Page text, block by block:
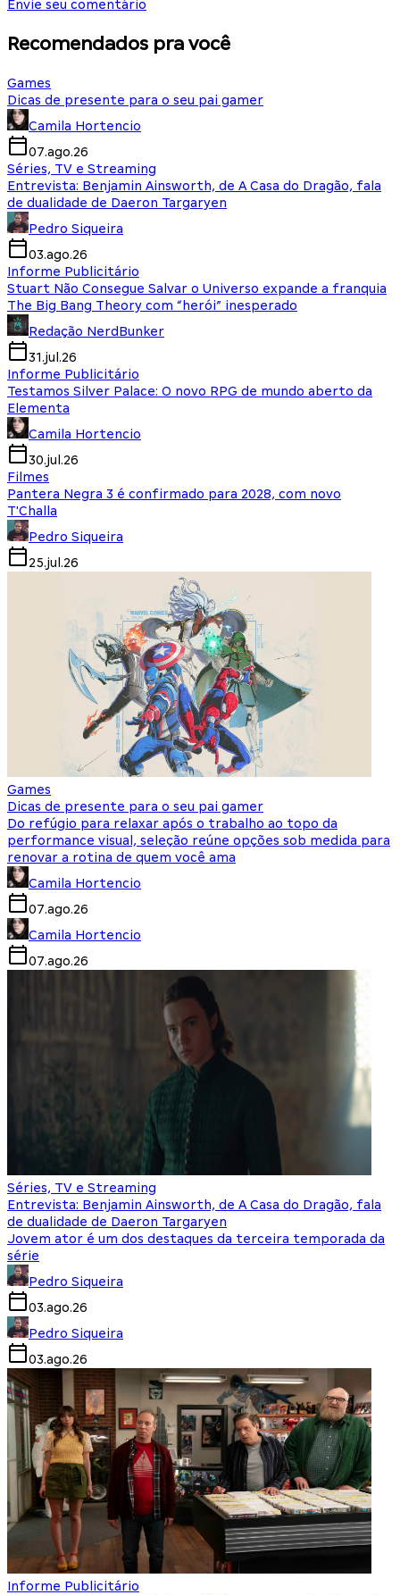
Envie seu comentário
Recomendados pra você
Games
Dicas de presente para o seu pai gamer
Camila Hortencio
07.ago.26
Séries, TV e Streaming
Entrevista: Benjamin Ainsworth, de A Casa do Dragão, fala
de dualidade de Daeron Targaryen
Pedro Siqueira
03.ago.26
Informe Publicitário
Stuart Não Consegue Salvar o Universo expande a franquia
The Big Bang Theory com “herói” inesperado
Redação NerdBunker
31.jul.26
Informe Publicitário
Testamos Silver Palace: O novo RPG de mundo aberto da
Elementa
Camila Hortencio
30.jul.26
Filmes
Pantera Negra 3 é confirmado para 2028, com novo
T'Challa
Pedro Siqueira
25.jul.26
Games
Dicas de presente para o seu pai gamer
Do refúgio para relaxar após o trabalho ao topo da
performance visual, seleção reúne opções sob medida para
renovar a rotina de quem você ama
Camila Hortencio
07.ago.26
Camila Hortencio
07.ago.26
Séries, TV e Streaming
Entrevista: Benjamin Ainsworth, de A Casa do Dragão, fala
de dualidade de Daeron Targaryen
Jovem ator é um dos destaques da terceira temporada da
série
Pedro Siqueira
03.ago.26
Pedro Siqueira
03.ago.26
Informe Publicitário